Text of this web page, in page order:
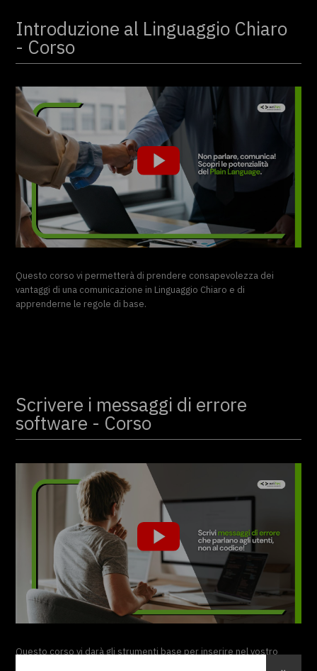
Introduzione al Linguaggio Chiaro
- Corso
Questo corso vi permetterà di prendere consapevolezza dei
vantaggi di una comunicazione in Linguaggio Chiaro e di
apprenderne le regole di base.
Scrivere i messaggi di errore
software - Corso
Questo corso vi darà gli strumenti base per inserire nel vostro